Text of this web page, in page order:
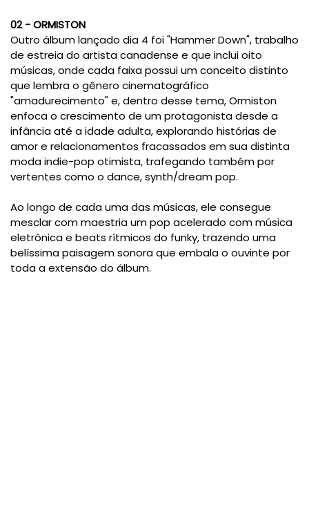
02 - ORMISTON
Outro álbum lançado dia 4 foi "Hammer Down", trabalho
de estreia do artista canadense e que inclui oito
músicas, onde cada faixa possui um conceito distinto
que lembra o gênero cinematográfico
"amadurecimento" e, dentro desse tema, Ormiston
enfoca o crescimento de um protagonista desde a
infância até a idade adulta, explorando histórias de
amor e relacionamentos fracassados em sua distinta
moda indie-pop otimista, trafegando também por
vertentes como o dance, synth/dream pop.
Ao longo de cada uma das músicas, ele consegue
mesclar com maestria um pop acelerado com música
eletrônica e beats rítmicos do funky, trazendo uma
belíssima paisagem sonora que embala o ouvinte por
toda a extensão do álbum.